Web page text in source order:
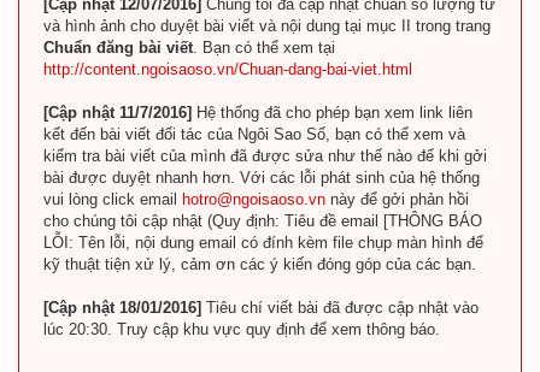
[Cập nhật 12/07/2016] Chúng tôi đã cập nhật chuẩn số lượng từ
và hình ảnh cho duyệt bài viết và nội dung tại mục II trong trang
Chuẩn đăng bài viết. Bạn có thể xem tại
http://content.ngoisaoso.vn/Chuan-dang-bai-viet.html
[Cập nhật 11/7/2016] Hệ thống đã cho phép bạn xem link liên
kết đến bài viết đối tác của Ngôi Sao Số, bạn có thể xem và
kiểm tra bài viết của mình đã được sửa như thế nào để khi gởi
bài được duyệt nhanh hơn. Với các lỗi phát sinh của hệ thống
vui lòng click email
hotro@ngoisaoso.vn này để gởi phản hồi
cho chúng tôi cập nhật (Quy định: Tiêu đề email [THÔNG BÁO
LỖI: Tên lỗi, nội dung email có đính kèm file chụp màn hình để
kỹ thuật tiện xử lý, cảm ơn các ý kiến đóng góp của các bạn.
[Cập nhật 18/01/2016] Tiêu chí viết bài đã được cập nhật vào
lúc 20:30. Truy cập khu vực quy định để xem thông báo.